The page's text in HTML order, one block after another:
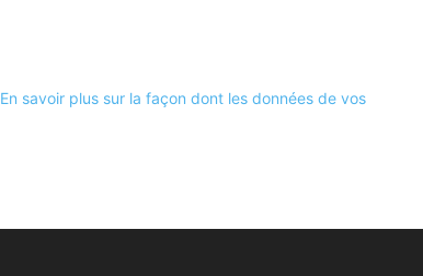
En savoir plus sur la façon dont les données de vos